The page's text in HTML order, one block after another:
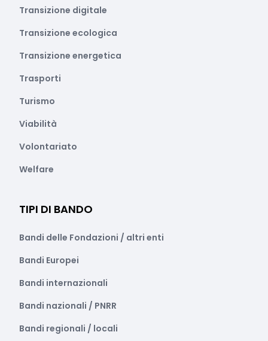
Transizione digitale
Transizione ecologica
Transizione energetica
Trasporti
Turismo
Viabilità
Volontariato
Welfare
TIPI DI BANDO
Bandi delle Fondazioni / altri enti
Bandi Europei
Bandi internazionali
Bandi nazionali / PNRR
Bandi regionali / locali